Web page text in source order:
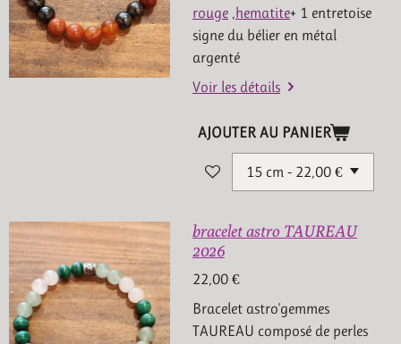
rouge ,hematite+ 1 entretoise
signe du bélier en métal
argenté
Voir les détails
AJOUTER AU PANIER
bracelet astro TAUREAU
2026
22,00 €
Bracelet astro'gemmes
TAUREAU composé de perles